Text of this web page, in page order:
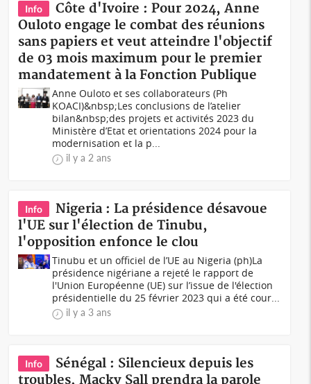
Info
Côte d'Ivoire : Pour 2024, Anne
Ouloto engage le combat des réunions
sans papiers et veut atteindre l'objectif
de 03 mois maximum pour le premier
mandatement à la Fonction Publique
Anne Ouloto et ses collaborateurs (Ph
KOACI)&nbsp;Les conclusions de l’atelier
bilan&nbsp;des projets et activités 2023 du
Ministère d’Etat et orientations 2024 pour la
modernisation et la p...
il y a 2 ans
Info
Nigeria : La présidence désavoue
l'UE sur l'élection de Tinubu,
l'opposition enfonce le clou
Tinubu et un officiel de l’UE au Nigeria (ph)La
présidence nigériane a rejeté le rapport de
l'Union Européenne (UE) sur l’issue de l'élection
présidentielle du 25 février 2023 qui a été cour...
il y a 3 ans
Info
Sénégal : Silencieux depuis les
troubles, Macky Sall prendra la parole